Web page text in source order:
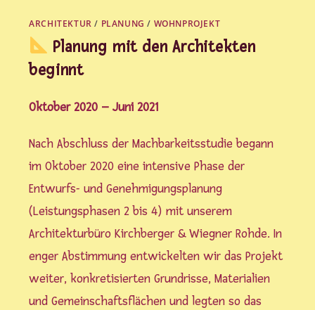
ARCHITEKTUR / PLANUNG / WOHNPROJEKT
Planung mit den Architekten
beginnt
Oktober 2020 – Juni 2021
Nach Abschluss der Machbarkeitsstudie begann
im Oktober 2020 eine intensive Phase der
Entwurfs- und Genehmigungsplanung
(Leistungsphasen 2 bis 4) mit unserem
Architekturbüro Kirchberger & Wiegner Rohde. In
enger Abstimmung entwickelten wir das Projekt
weiter, konkretisierten Grundrisse, Materialien
und Gemeinschaftsflächen und legten so das